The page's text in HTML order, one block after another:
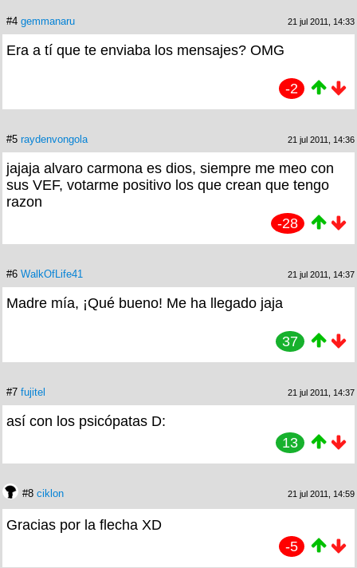
#4 gemmanaru 21 jul 2011, 14:33
Era a tí que te enviaba los mensajes? OMG
-2
#5 raydenvongola 21 jul 2011, 14:36
jajaja alvaro carmona es dios, siempre me meo con
sus VEF, votarme positivo los que crean que tengo
razon
-28
#6 WalkOfLife41 21 jul 2011, 14:37
Madre mía, ¡Qué bueno! Me ha llegado jaja
37
#7 fujitel 21 jul 2011, 14:37
así con los psicópatas D:
13
#8 ciklon 21 jul 2011, 14:59
Gracias por la flecha XD
-5